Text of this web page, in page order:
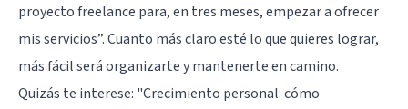
proyecto freelance para, en tres meses, empezar a ofrecer
mis servicios”. Cuanto más claro esté lo que quieres lograr,
más fácil será organizarte y mantenerte en camino.
Quizás te interese: "Crecimiento personal: cómo